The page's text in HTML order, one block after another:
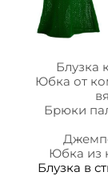
Блузка
Юбка от
Брюки
Юбка из
Блузка в